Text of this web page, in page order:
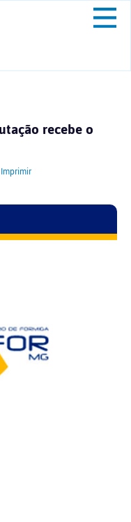
recebe o
Imprimir